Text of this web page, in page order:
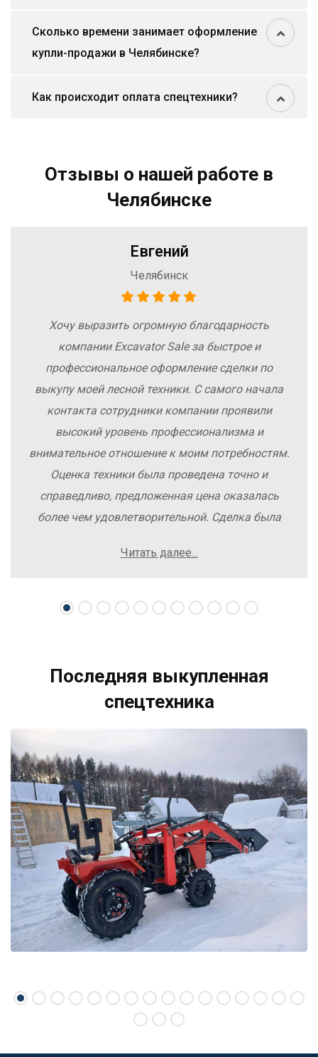
Сколько времени занимает оформление
купли-продажи в Челябинске?
Как происходит оплата спецтехники?
Отзывы о нашей работе в
Челябинске
Евгений
Челябинск
Хочу выразить огромную благодарность
компании Excavator Sale за быстрое и
профессиональное оформление сделки по
выкупу моей лесной техники. С самого начала
контакта сотрудники компании проявили
высокий уровень профессионализма и
внимательное отношение к моим потребностям.
Оценка техники была проведена точно и
справедливо, предложенная цена оказалась
более чем удовлетворительной. Сделка была
осложнений. Рекомендую компанию Excavator
свою спецтехнику.
Читать далее...
Последняя выкупленная
спецтехника